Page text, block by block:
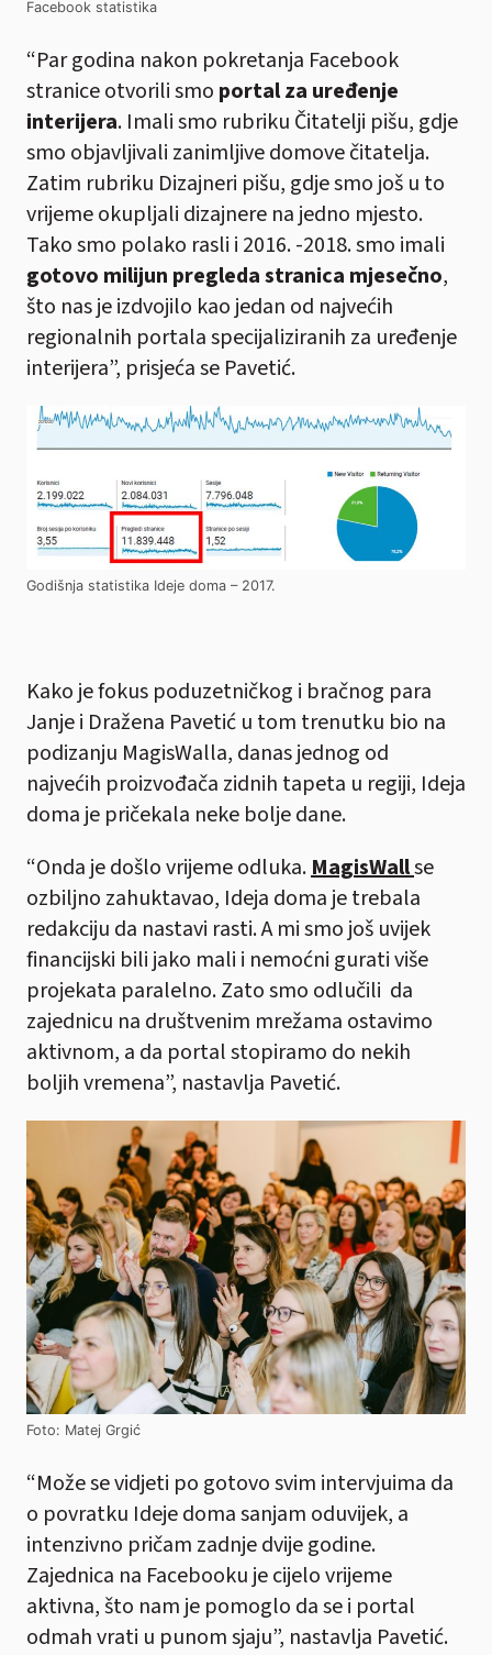
Facebook statistika
“Par godina nakon pokretanja Facebook
stranice otvorili smo portal za uređenje
interijera. Imali smo rubriku Čitatelji pišu, gdje
smo objavljivali zanimljive domove čitatelja.
Zatim rubriku Dizajneri pišu, gdje smo još u to
vrijeme okupljali dizajnere na jedno mjesto.
Tako smo polako rasli i 2016. -2018. smo imali
gotovo milijun pregleda stranica mjesečno,
što nas je izdvojilo kao jedan od najvećih
regionalnih portala specijaliziranih za uređenje
interijera”, prisjeća se Pavetić.
Godišnja statistika Ideje doma – 2017.
Kako je fokus poduzetničkog i bračnog para
Janje i Dražena Pavetić u tom trenutku bio na
podizanju MagisWalla, danas jednog od
najvećih proizvođača zidnih tapeta u regiji, Ideja
doma je pričekala neke bolje dane.
“Onda je došlo vrijeme odluka.MagisWallse
ozbiljno zahuktavao, Ideja doma je trebala
redakciju da nastavi rasti. A mi smo još uvijek
financijski bili jako mali i nemoćni gurati više
projekata paralelno. Zato smo odlučili da
zajednicu na društvenim mrežama ostavimo
aktivnom, a da portal stopiramo do nekih
boljih vremena”, nastavlja Pavetić.
Foto: Matej Grgić
“Može se vidjeti po gotovo svim intervjuima da
o povratku Ideje doma sanjam oduvijek, a
intenzivno pričam zadnje dvije godine.
Zajednica na Facebooku je cijelo vrijeme
aktivna, što nam je pomoglo da se i portal
odmah vrati u punom sjaju”, nastavlja Pavetić.